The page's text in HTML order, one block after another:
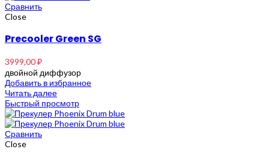
Сравнить
Close
Precooler Green SG
3999,00₽
двойной диффузор
Добавить в избранное
Читать далее
Быстрый просмотр
Сравнить
Close